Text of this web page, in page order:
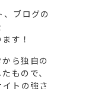
ブログの
す！
ら独自の
もので、
トの強さ